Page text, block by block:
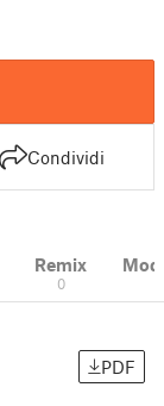
Condividi
Remix
0
PDF